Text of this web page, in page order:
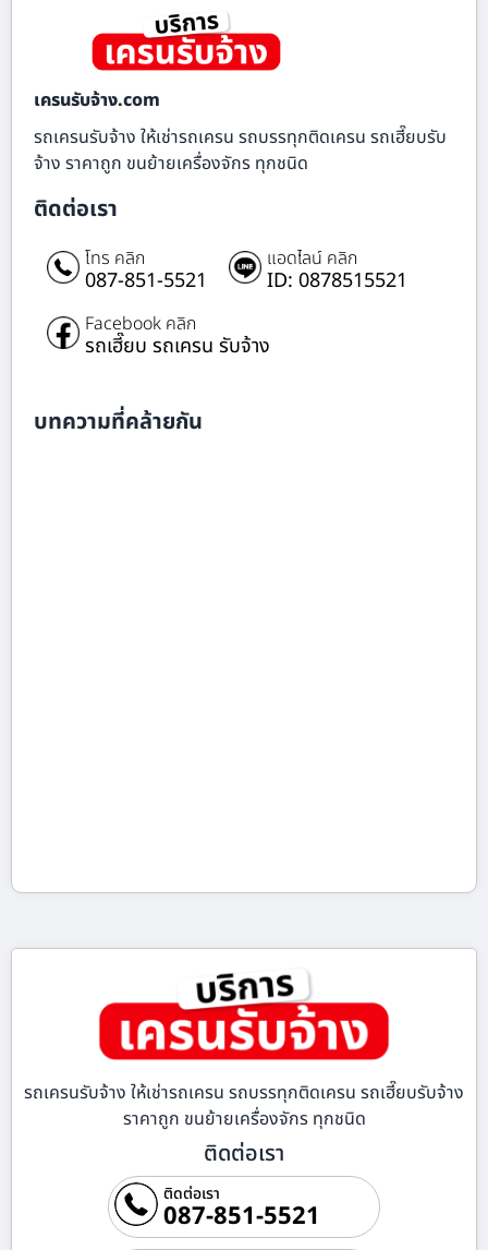
เครนรับจ้าง.com
รถเครนรับจ้าง ให้เช่ารถเครน รถบรรทุกติดเครน รถเฮี๊ยบรับ
จ้าง ราคาถูก ขนย้ายเครื่องจักร ทุกชนิด
ติดต่อเรา
โทร คลิก
087-851-5521
แอดไลน์ คลิก
ID: 0878515521
Facebook คลิก
รถเฮี๊ยบ รถเครน รับจ้าง
บทความที่คล้ายกัน
รถเครนรับจ้าง ให้เช่ารถเครน รถบรรทุกติดเครน รถเฮี๊ยบรับจ้าง
ราคาถูก ขนย้ายเครื่องจักร ทุกชนิด
ติดต่อเรา
ติดต่อเรา
087-851-5521